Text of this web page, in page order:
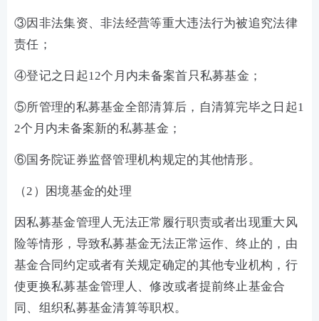
③因非法集资、非法经营等重大违法行为被追究法律
责任 ；
④登记之日起12个月内未备案首只私募基金 ；
⑤所管理的私募基金全部清算后，自清算完毕之日起1
2个月内未备案新的私募基金 ；
⑥国务院证券监督管理机构规定的其他情形。
（2）困境基金的处理
因私募基金管理人无法正常履行职责或者出现重大风
险等情形，导致私募基金无法正常运作、终止的，由
基金合同约定或者有关规定确定的其他专业机构，行
使更换私募基金管理人、修改或者提前终止基金合
同、组织私募基金清算等职权。